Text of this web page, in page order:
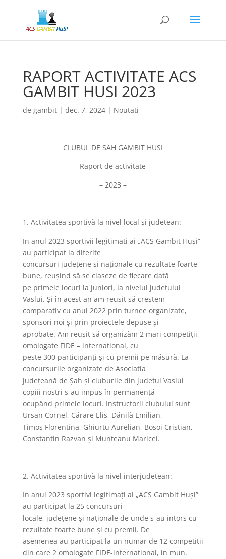
RAPORT ACTIVITATE ACS
GAMBIT HUSI 2023
de gambit| dec. 7, 2024| Noutati
CLUBUL DE SAH GAMBIT HUSI
Raport de activitate
– 2023 –
1. Activitatea sportivă la nivel local şi judetean:
In anul 2023 sportivii legitimati ai „ACS Gambit Huşi”
au participat la diferite
concursuri județene și naționale cu rezultate foarte
bune, reuşind să se claseze de fiecare dată
pe primele locuri la juniori, la nivelul județului
Vaslui. Și în acest an am reusit să creștem
comparativ cu anul 2022 prin turnee organizate,
sponsori noi și prin proiectele depuse și
aprobate. Am reușit să organizăm 2 mari competiții,
omologate FIDE – international, cu
peste 300 participanți și cu premii pe măsură. La
concursurile organizate de Asociatia
județeană de Şah şi cluburile din judetul Vaslui
copiii nostri s-au impus în permanență
ocupând primele locuri. Instructorii clubului sunt
Ursan Cornel, Cărare Elis, Dănilă Emilian,
Timoș Florentina, Ghiurtu Aurelian, Bosoi Cristian,
Constantin Razvan și Munteanu Maricel.
2. Activitatea sportivă la nivel interjudetean:
In anul 2023 sportivi legitimați ai „ACS Gambit Huşi”
au participat la 25 concursuri
locale, județene și naționale de unde s-au intors cu
rezultate foarte bune și cu premii. De
asemenea au participat la un numar de 12 competitii
din care 2 omologate FIDE-international, in mun.